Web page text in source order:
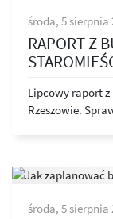
środa, 5 sierpnia
RAPORT Z
Lipcowy raport
Rzeszowie.
środa, 5 sierpnia